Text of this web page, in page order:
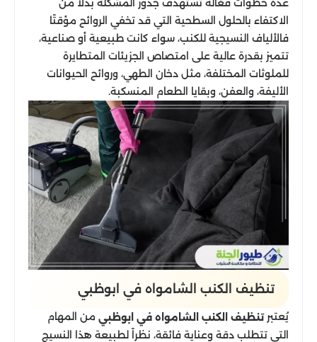
الاكتفاء بالحلول السطحية التي قد تخفي الروائح مؤقتًا
فالألياف النسيجية للكنب، سواء كانت طبيعية أو صناعية،
تتميز بقدرة عالية على امتصاص الجزيئات المتطايرة
للملوثات المختلفة، مثل دخان الطهي، وروائح الحيوانات
الأليفة، والعفن، وبقايا الطعام المنسكبة.
تنظيف الكنب الشامواه في ابوظبي
يُعتبرتنظيف الكنب الشامواه في ابوظبي من المهام
التي تتطلب دقة وعناية فائقة، نظراً لطبيعة هذا النسيج